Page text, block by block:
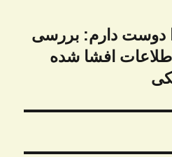
دوست دارم: بررسی
افشا شده